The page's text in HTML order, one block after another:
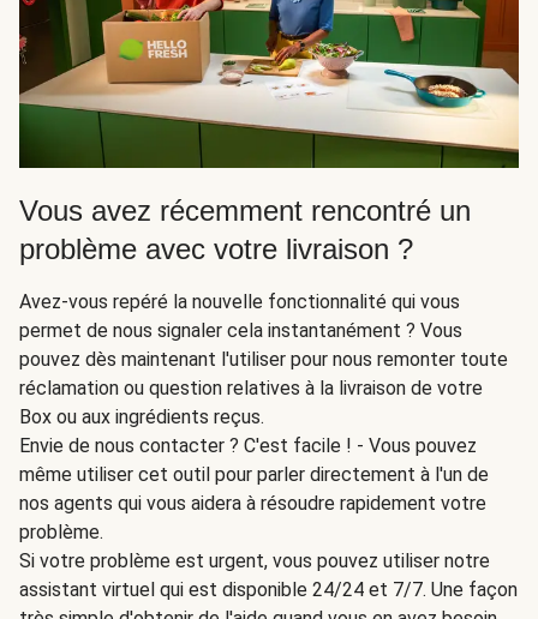
Vous avez récemment rencontré un
problème avec votre livraison ?
Avez-vous repéré la nouvelle fonctionnalité qui vous
permet de nous signaler cela instantanément ? Vous
pouvez dès maintenant l'utiliser pour nous remonter toute
réclamation ou question relatives à la livraison de votre
Box ou aux ingrédients reçus.
Envie de nous contacter ? C'est facile ! - Vous pouvez
même utiliser cet outil pour parler directement à l'un de
nos agents qui vous aidera à résoudre rapidement votre
problème.
Si votre problème est urgent, vous pouvez utiliser notre
assistant virtuel qui est disponible 24/24 et 7/7. Une façon